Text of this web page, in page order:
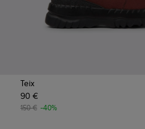
Teix
90 €
150 € -40%